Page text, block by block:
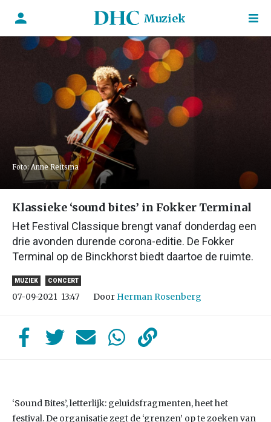
Muziek
Foto: Anne Reitsma
Klassieke ‘sound bites’ in Fokker Terminal
Het Festival Classique brengt vanaf donderdag een
drie avonden durende corona-editie. De Fokker
Terminal op de Binckhorst biedt daartoe de ruimte.
MUZIEK CONCERT
07-09-2021 13:47 Door Herman Rosenberg
‘Sound Bites’, letterlijk: geluidsfragmenten, heet het
festival. De organisatie zegt de ‘grenzen’ op te zoeken van